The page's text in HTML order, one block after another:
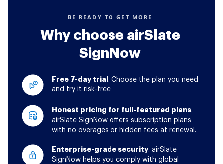
BE READY TO GET MORE
Why choose airSlate
SignNow
Free 7-day trial . Choose the plan you need
and try it risk-free.
Honest pricing for full-featured plans.
airSlate SignNow offers subscription plans
with no overages or hidden fees at renewal.
Enterprise-grade security. airSlate
SignNow helps you comply with global